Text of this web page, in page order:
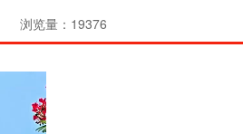
浏览量：19376